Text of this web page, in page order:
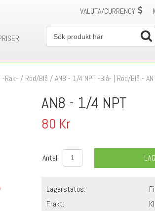
VALUTA/CURRENCY
-Rak- / Röd/Blå /AN8 - 1/4 NPT -Blå- | Röd/Blå -
AN8 - 1/4 NPT
80 Kr
Antal:
Lagerstatus:
Frakt: